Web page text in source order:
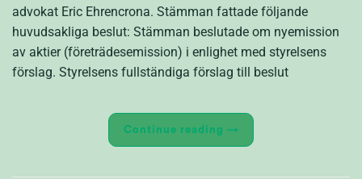
advokat Eric Ehrencrona. Stämman fattade följande
huvudsakliga beslut: Stämman beslutade om nyemission
av aktier (företrädesemission) i enlighet med styrelsens
förslag. Styrelsens fullständiga förslag till beslut
Continue reading →